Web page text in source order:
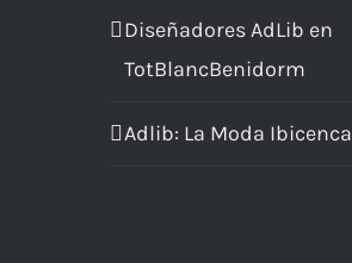
Diseñadores AdLib en
TotBlancBenidorm
Adlib: La Moda Ibicenca